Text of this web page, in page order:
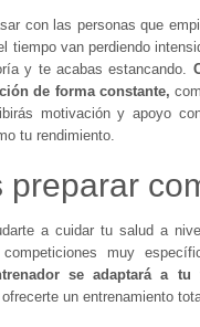
con las personas que
tiempo van perdiendo
y te acabas estancando.
de forma constante,
motivación y apoyo
tu rendimiento.
preparar
a cuidar tu salud a
competiciones muy
se adaptará a
un entrenamiento